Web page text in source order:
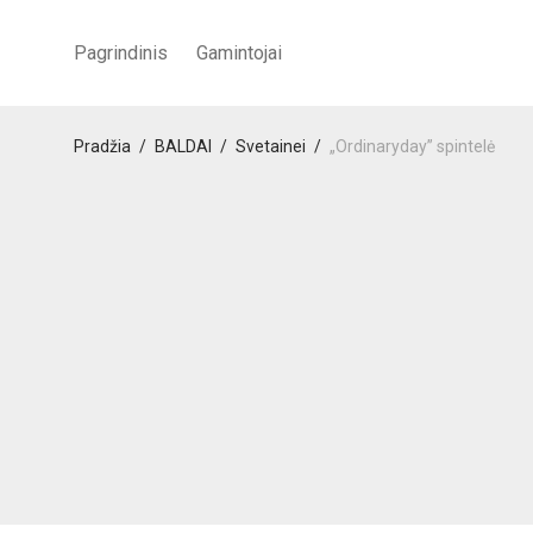
Pagrindinis Gamintojai
Pradžia / BALDAI / Svetainei / „Ordinaryday” spintelė